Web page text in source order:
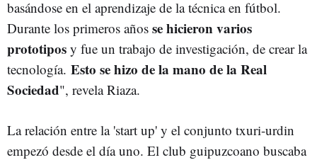
basándose en el aprendizaje de la técnica en fútbol.
Durante los primeros años se hicieron varios
prototipos y fue un trabajo de investigación, de crear la
tecnología. Esto se hizo de la mano de la Real
Sociedad", revela Riaza.
La relación entre la 'start up' y el conjunto txuri-urdin
empezó desde el día uno. El club guipuzcoano buscaba